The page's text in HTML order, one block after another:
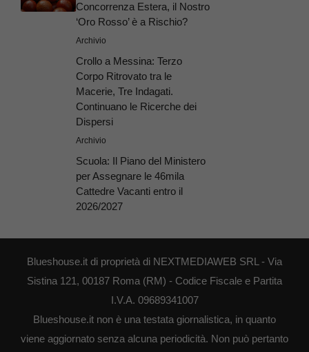
Concorrenza Estera, il Nostro
‘Oro Rosso’ è a Rischio?
Archivio
Crollo a Messina: Terzo
Corpo Ritrovato tra le
Macerie, Tre Indagati.
Continuano le Ricerche dei
Dispersi
Archivio
Scuola: Il Piano del Ministero
per Assegnare le 46mila
Cattedre Vacanti entro il
2026/2027
Blueshouse.it di proprietà di NEXTMEDIAWEB SRL - Via
Sistina 121, 00187 Roma (RM) - Codice Fiscale e Partita
I.V.A. 09689341007
Blueshouse.it non è una testata giornalistica, in quanto
viene aggiornato senza alcuna periodicità. Non può pertanto